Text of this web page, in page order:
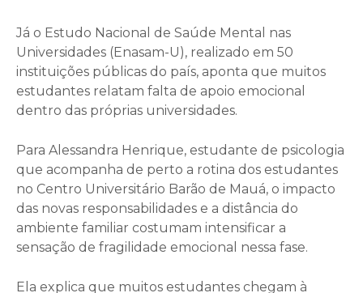
Já o Estudo Nacional de Saúde Mental nas
Universidades (Enasam-U), realizado em 50
instituições públicas do país, aponta que muitos
estudantes relatam falta de apoio emocional
dentro das próprias universidades.
Para Alessandra Henrique, estudante de psicologia
que acompanha de perto a rotina dos estudantes
no Centro Universitário Barão de Mauá, o impacto
das novas responsabilidades e a distância do
ambiente familiar costumam intensificar a
sensação de fragilidade emocional nessa fase.
Ela explica que muitos estudantes chegam à